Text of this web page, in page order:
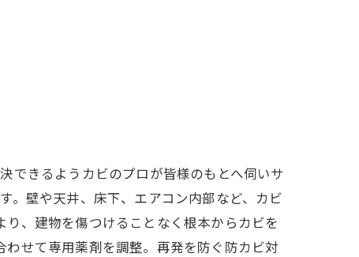
できるようカビのプロが皆様のもとへ伺いサ
。壁や天井、床下、エアコン内部など、カビ
、建物を傷つけることなく根本からカビを
せて専用薬剤を調整。再発を防ぐ防カビ対